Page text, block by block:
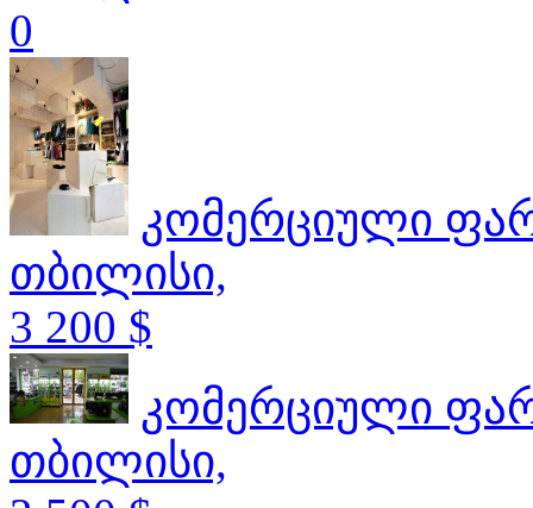
0
კომერციული
თბილისი,
3 200 $
კომერციული
თბილისი,